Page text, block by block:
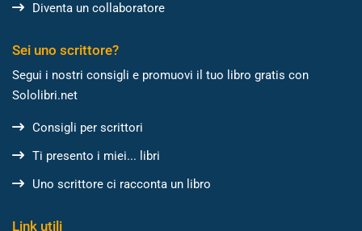
Diventa un collaboratore
Sei uno scrittore?
Segui i nostri consigli e promuovi il tuo libro gratis con
Sololibri.net
Consigli per scrittori
Ti presento i miei... libri
Uno scrittore ci racconta un libro
Link utili